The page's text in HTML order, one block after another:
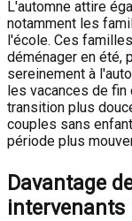
L'automne attire
notamment les
l'école. Ces
déménager en été,
sereinement à
les vacances de fin
transition plus
couples sans
période plus
Davantage